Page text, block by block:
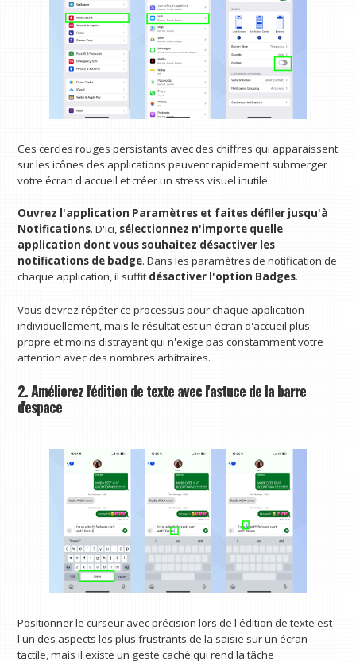
Ces cercles rouges persistants avec des chiffres qui apparaissent
sur les icônes des applications peuvent rapidement submerger
votre écran d'accueil et créer un stress visuel inutile.
Ouvrez l'application Paramètres et faites défiler jusqu'à
Notifications. D'ici, sélectionnez n'importe quelle
application dont vous souhaitez désactiver les
notifications de badge. Dans les paramètres de notification de
chaque application, il suffit désactiver l'option Badges.
Vous devrez répéter ce processus pour chaque application
individuellement, mais le résultat est un écran d'accueil plus
propre et moins distrayant qui n'exige pas constamment votre
attention avec des nombres arbitraires.
2. Améliorez l'édition de texte avec l'astuce de la barre
d'espace
Positionner le curseur avec précision lors de l'édition de texte est
l'un des aspects les plus frustrants de la saisie sur un écran
tactile, mais il existe un geste caché qui rend la tâche